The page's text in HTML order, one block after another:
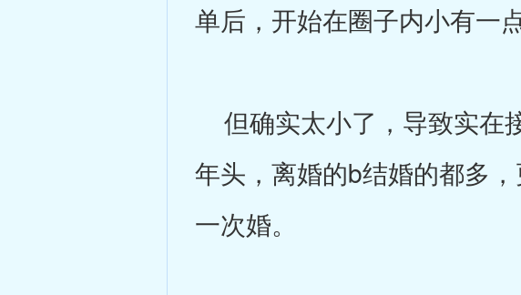
单后，开始在圈子内小有一点
但确实太小了，导致实在
年头，离婚的b结婚的都多
一次婚。